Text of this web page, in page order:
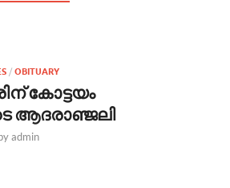
/ OBITUARY
കോട്ടയം
ആദരാഞ്ജലി
admin